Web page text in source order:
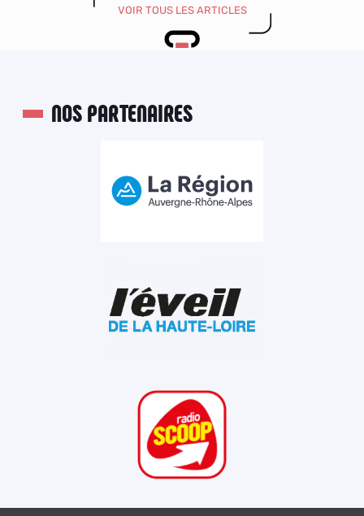
VOIR TOUS LES ARTICLES
NOS PARTENAIRES